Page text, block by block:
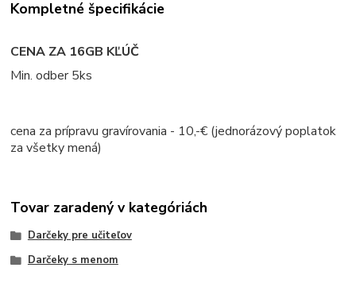
Kompletné špecifikácie
CENA ZA 16GB KĽÚČ
Min. odber 5ks
cena za prípravu gravírovania - 10,-€ (jednorázový poplatok
za všetky mená)
Tovar zaradený v kategóriách
Darčeky pre učiteľov
Darčeky s menom